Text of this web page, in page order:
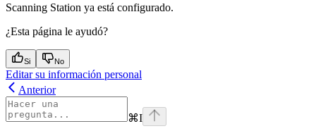
Scanning Station ya está configurado.
¿Esta página le ayudó?
Si No
Editar su información personal
Anterior
⌘I